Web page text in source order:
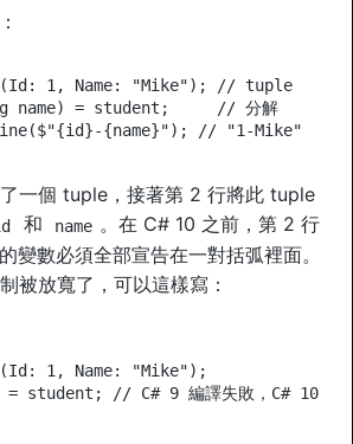
(Id : 1, Name: "Mike"); // tuple
name) = student ; // 分解
($"{id}-{name}"); // "1-Mike"
一個 tuple，接著第 2 行將此 tuple
和 name 。在 C# 10 之前，第 2 行
變數必須全部宣告在一對括弧裡面。
被放寬了，可以這樣寫：
(Id : 1, Name: "Mike");
= student ; // C# 9 編譯失敗，C# 10